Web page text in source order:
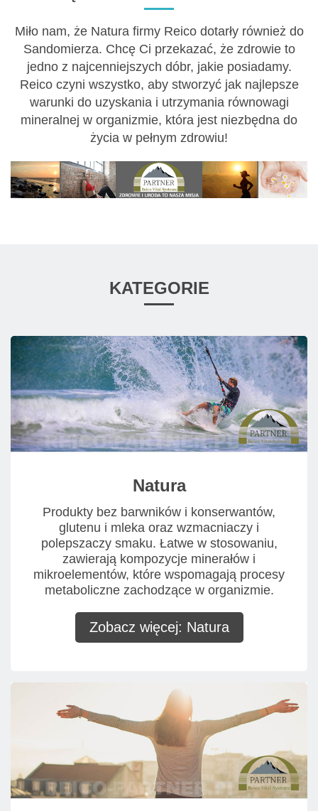
Miło nam, że Natura firmy Reico dotarły również do
Sandomierza. Chcę Ci przekazać, że zdrowie to
jedno z najcenniejszych dóbr, jakie posiadamy.
Reico czyni wszystko, aby stworzyć jak najlepsze
warunki do uzyskania i utrzymania równowagi
mineralnej w organizmie, która jest niezbędna do
życia w pełnym zdrowiu!
KATEGORIE
Natura
Produkty bez barwników i konserwantów,
glutenu i mleka oraz wzmacniaczy i
polepszaczy smaku. Łatwe w stosowaniu,
zawierają kompozycje minerałów i
mikroelementów, które wspomagają procesy
metaboliczne zachodzące w organizmie.
Zobacz więcej: Natura